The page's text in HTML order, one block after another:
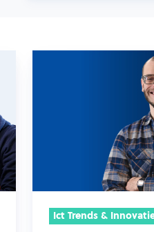
echt
waarde
Ict Trends &